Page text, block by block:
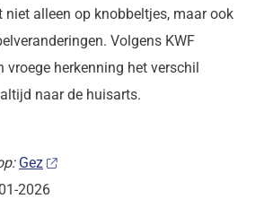
niet alleen op knobbeltjes, maar ook
Volgens KWF
vroege herkenning het verschil
naar de huisarts.
Gez
2026